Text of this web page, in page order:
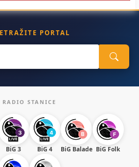
PORTAL
RADIO STANICE
BiG 3 BiG 4 BiG Balade BiG Folk